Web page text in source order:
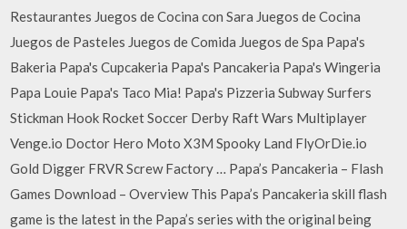
Restaurantes Juegos de Cocina con Sara Juegos de Cocina
Juegos de Pasteles Juegos de Comida Juegos de Spa Papa's
Bakeria Papa's Cupcakeria Papa's Pancakeria Papa's Wingeria
Papa Louie Papa's Taco Mia! Papa's Pizzeria Subway Surfers
Stickman Hook Rocket Soccer Derby Raft Wars Multiplayer
Venge.io Doctor Hero Moto X3M Spooky Land FlyOrDie.io
Gold Digger FRVR Screw Factory … Papa’s Pancakeria – Flash
Games Download – Overview This Papa’s Pancakeria skill flash
game is the latest in the Papa’s series with the original being